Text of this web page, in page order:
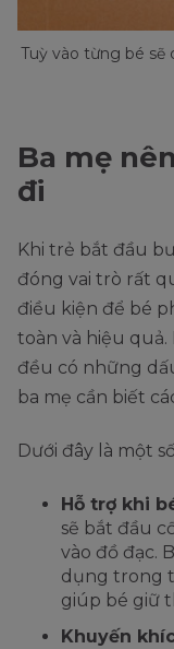
Tuỳ vào từng bé sẽ
Ba mẹ
đi
Khi trẻ bắt đầu
đóng vai trò rất
điều kiện để bé
toàn và hiệu quả.
đều có những
ba mẹ cần biết
Dưới đây là một
Hỗ trợ khi
sẽ bắt đầu
vào đồ đạc.
dụng trong
giúp bé giữ
Khuyến